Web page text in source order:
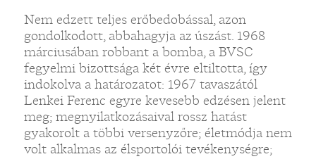
Nem edzett teljes erőbedobással, azon
gondolkodott, abbahagyja az úszást. 1968
márciusában robbant a bomba, a BVSC
fegyelmi bizottsága két évre eltiltotta, így
indokolva a határozatot: 1967 tavaszától
Lenkei Ferenc egyre kevesebb edzésen jelent
meg; megnyilatkozásaival rossz hatást
gyakorolt a többi versenyzőre; életmódja nem
volt alkalmas az élsportolói tevékenységre;